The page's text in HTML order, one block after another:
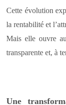
Cette évolution
la rentabilité et
Mais elle ouvre
transparente et, à
Une